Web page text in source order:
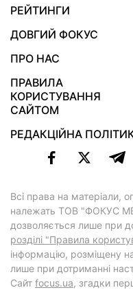
РЕЙТИНГИ
ДОВГИЙ ФОКУС
ПРО НАС
ПРАВИЛА
КОРИСТУВАННЯ
САЙТОМ
РЕДАКЦІЙНА
Всі права на матеріали,
належать ТОВ "ФОКУС
дозволяється лише при
розділі "Правила
інформацію, розміщену
лише при дотриманні
Cайт focus.ua, згадки